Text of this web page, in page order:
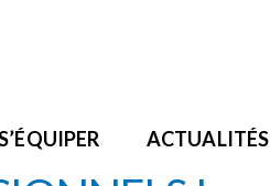
ACTUALITÉS